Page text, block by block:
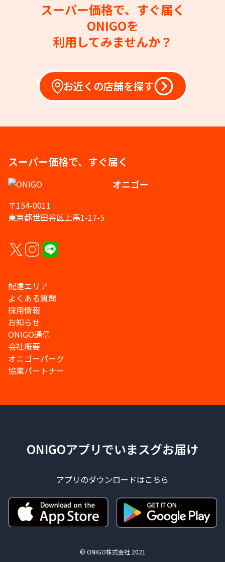
スーパー価格で、すぐ届く
ONIGOを
利用してみませんか？
お近くの店舗を探す
スーパー価格で、すぐ届く
オニゴー
〒154-0011
東京都世田谷区上馬1-17-5
配達エリア
よくある質問
採用情報
お知らせ
ONIGO通信
会社概要
オニゴーパーク
協業パートナー
ONIGOアプリでいまスグお届け
アプリのダウンロードはこちら
© ONIGO株式会社 2021